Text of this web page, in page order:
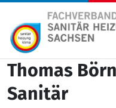
Thomas
Sanitär